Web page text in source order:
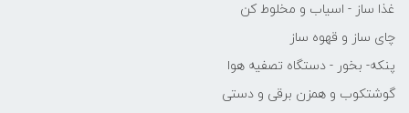
غذا ساز - اسیاب و مخلوط کن
چای ساز و قهوه ساز
پنکه- بخور - دستگاه تصفیه هوا
گوشتکوب و همزن برقی و دستی